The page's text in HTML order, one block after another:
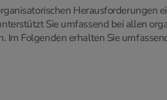
Herausforderungen
Sie umfassend bei allen
Im Folgenden erhalten Sie